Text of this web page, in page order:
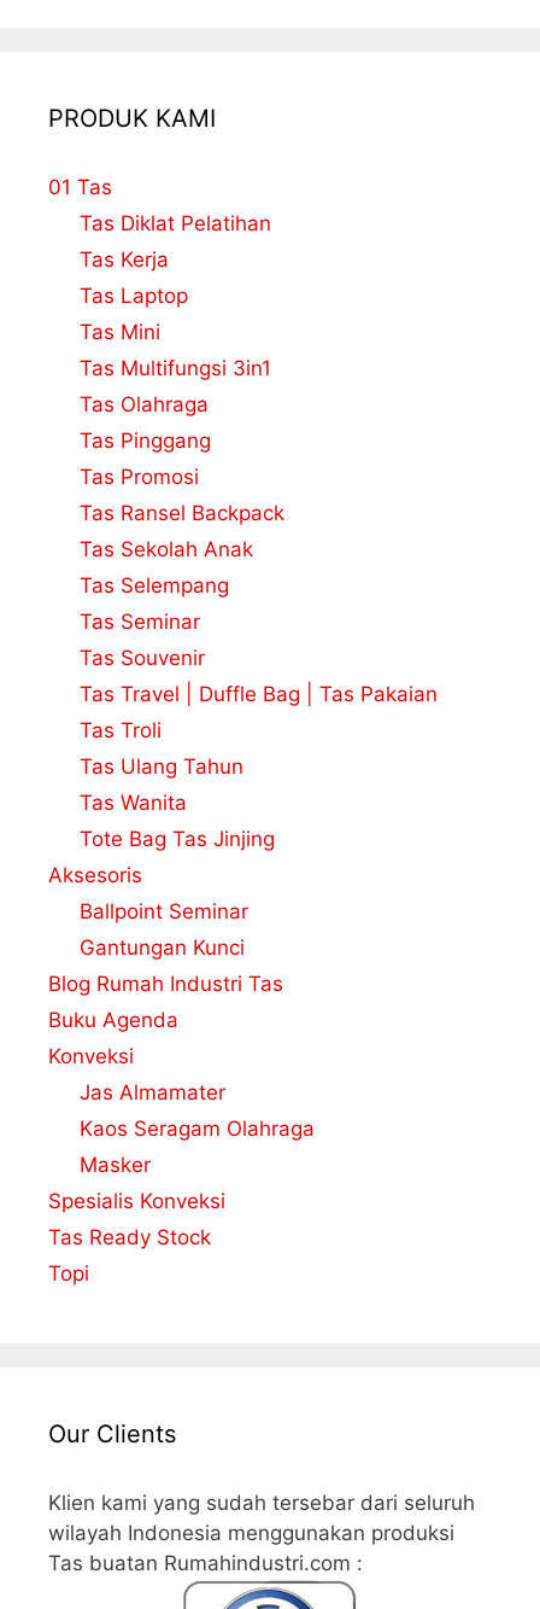
PRODUK KAMI
01 Tas
Tas Diklat Pelatihan
Tas Kerja
Tas Laptop
Tas Mini
Tas Multifungsi 3in1
Tas Olahraga
Tas Pinggang
Tas Promosi
Tas Ransel Backpack
Tas Sekolah Anak
Tas Selempang
Tas Seminar
Tas Souvenir
Tas Travel | Duffle Bag | Tas Pakaian
Tas Troli
Tas Ulang Tahun
Tas Wanita
Tote Bag Tas Jinjing
Aksesoris
Ballpoint Seminar
Gantungan Kunci
Blog Rumah Industri Tas
Buku Agenda
Konveksi
Jas Almamater
Kaos Seragam Olahraga
Masker
Spesialis Konveksi
Tas Ready Stock
Topi
Our Clients
Klien kami yang sudah tersebar dari seluruh
wilayah Indonesia menggunakan produksi
Tas buatan Rumahindustri.com :